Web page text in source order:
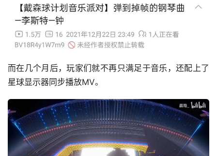
而在几个月后，玩家们就不再只满足于音乐，还配上了
星球显示器同步播放MV。